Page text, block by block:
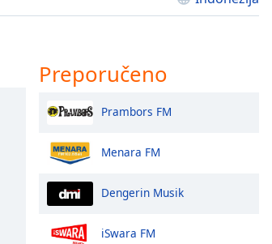
Preporučeno
Prambors FM
Menara FM
Dengerin Musik
iSwara FM